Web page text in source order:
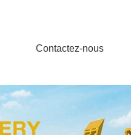
Contactez-nous